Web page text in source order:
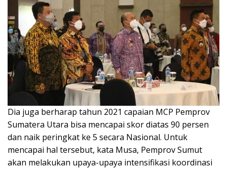
Dia juga berharap tahun 2021 capaian MCP Pemprov
Sumatera Utara bisa mencapai skor diatas 90 persen
dan naik peringkat ke 5 secara Nasional. Untuk
mencapai hal tersebut, kata Musa, Pemprov Sumut
akan melakukan upaya-upaya intensifikasi koordinasi